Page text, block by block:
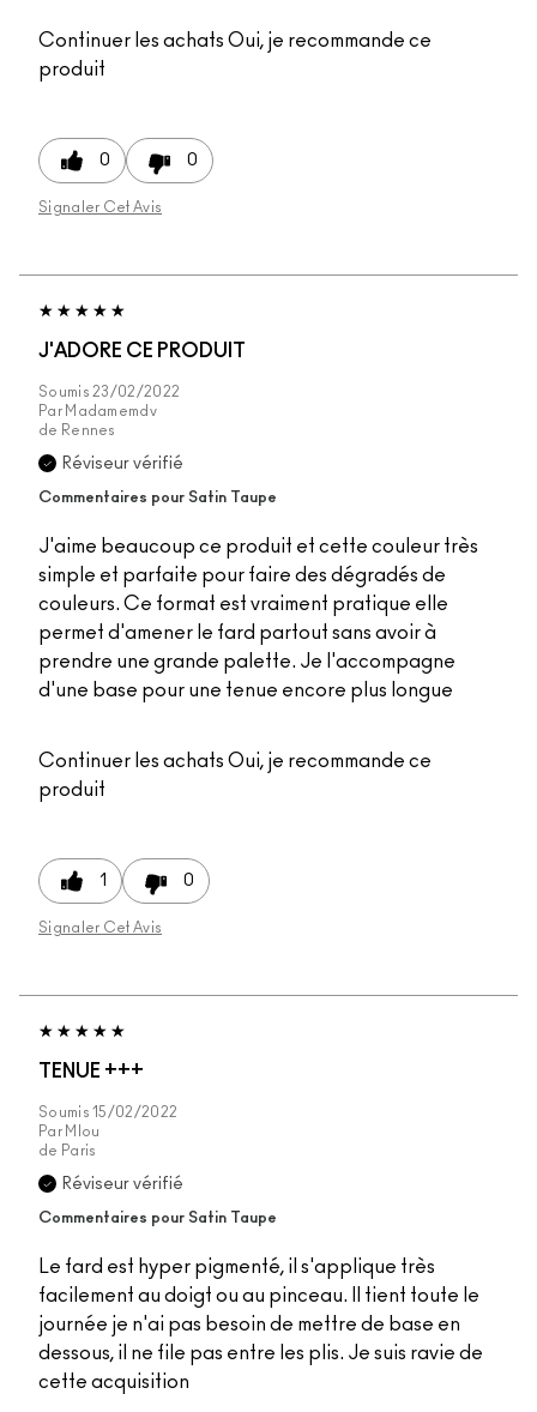
Continuer les achats Oui, je recommande ce
produit
0 0
Signaler Cet Avis
J'ADORE CE PRODUIT
Soumis 23/02/2022
Par Madamemdv
de Rennes
Réviseur vérifié
Commentaires pour Satin Taupe
J'aime beaucoup ce produit et cette couleur très
simple et parfaite pour faire des dégradés de
couleurs. Ce format est vraiment pratique elle
permet d'amener le fard partout sans avoir à
prendre une grande palette. Je l'accompagne
d'une base pour une tenue encore plus longue
Continuer les achats Oui, je recommande ce
produit
1 0
Signaler Cet Avis
TENUE +++
Soumis15/02/2022
Par Mlou
de Paris
Réviseur vérifié
Commentaires pour Satin Taupe
Le fard est hyper pigmenté, il s'applique très
facilement au doigt ou au pinceau. Il tient toute le
journée je n'ai pas besoin de mettre de base en
dessous, il ne file pas entre les plis. Je suis ravie de
cette acquisition